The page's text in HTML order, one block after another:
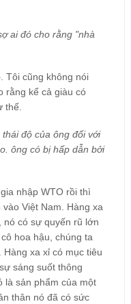
ai đó cho rằng "nhà
Tôi cũng không nói
rằng kể cả giàu có
thế.
độ của ông đối với
ông có bị hấp dẫn bởi
nhập WTO rồi thì
Việt Nam. Hàng xa
nó có sự quyến rũ lớn
hoa hậu, chúng ta
xa xỉ có mục tiêu
sáng suốt thông
là sản phẩm của một
thân nó đã có sức